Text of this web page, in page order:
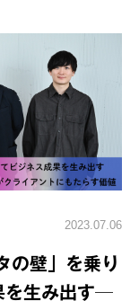
2023.07.06
壁」を乗り
を生み出す─